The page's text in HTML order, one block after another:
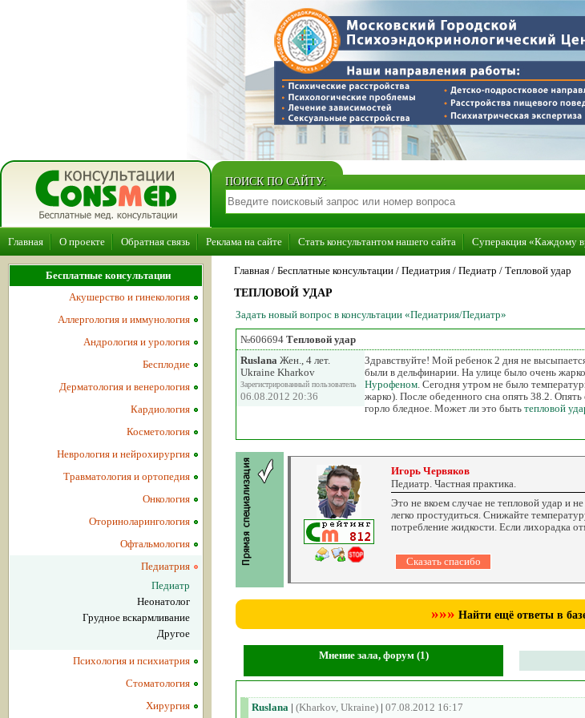
ПОИСК ПО САЙТУ:
Главная О проекте Обратная связь Реклама на сайте Стать консультантом нашего сайта Суперакция «Каждому
Главная / Бесплатные консультации / Педиатрия / Педиатр / Тепловой удар
ТЕПЛОВОЙ УДАР
Задать новый вопрос в консультации «Педиатрия/Педиатр»
№606694 Тепловой удар
Ruslana Жен., 4 лет.
Ukraine Kharkov
Зарегистрированный пользователь
06.08.2012 20:36
Здравствуйте! Мой ребенок 2 дня не
были в дельфинарии. На улице было очень
Нурофеном. Сегодня утром не было
жарко). После обеденного сна опять 38.2.
горло бледное. Может ли это быть тепловой
Игорь Червяков
Педиатр. Частная практика.
Это не вкоем случае не тепловой удар и
легко простудиться. Снижайте
потребление жидкости. Если лихорадка
»»» Найти ещё ответы в
Мнение зала, форум (1)
Ruslana | (Kharkov, Ukraine) | 07.08.2012 16:17
Бесплатные консультации
Акушерство и гинекология
Аллергология и иммунология
Андрология и урология
Бесплодие
Дерматология и венерология
Кардиология
Косметология
Неврология и нейрохирургия
Травматология и ортопедия
Онкология
Оториноларингология
Офтальмология
Педиатрия
Педиатр
Неонатолог
Грудное вскармливание
Другое
Психология и психиатрия
Стоматология
Хирургия